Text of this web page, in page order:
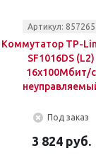
Артикул: 857265
Коммутатор TP-
SF1016DS (L2)
16x100Мбит/с
Под заказ
3 824 руб.